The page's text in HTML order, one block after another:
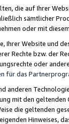
die auf Ihrer
sämtlicher
oder mit
Ihrer Website und
Rechte bzw. der
oder
für das
anderen
mit den
die geltenden
Hinweises,